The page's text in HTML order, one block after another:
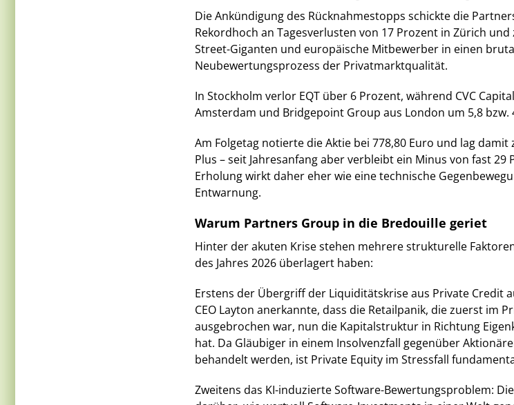
Die Ankündigung des Rücknahmestopps schickte die
Rekordhoch an Tagesverlusten von 17 Prozent in Zürich
Street-Giganten und europäische Mitbewerber in einen
Neubewertungsprozess der Privatmarktqualität.
In Stockholm verlor EQT über 6 Prozent, während CVC
Amsterdam und Bridgepoint Group aus London um 5,8 bzw.
Am Folgetag notierte die Aktie bei 778,80 Euro und lag damit
Plus – seit Jahresanfang aber verbleibt ein Minus von fast 29
Erholung wirkt daher eher wie eine technische
Entwarnung.
Warum Partners Group in die Bredouille geriet
Hinter der akuten Krise stehen mehrere strukturelle
des Jahres 2026 überlagert haben:
Erstens der Übergriff der Liquiditätskrise aus Private Credit
CEO Layton anerkannte, dass die Retailpanik, die zuerst im
ausgebrochen war, nun die Kapitalstruktur in Richtung
hat. Da Gläubiger in einem Insolvenzfall gegenüber
behandelt werden, ist Private Equity im Stressfall
Zweitens das KI-induzierte Software-Bewertungsproblem: